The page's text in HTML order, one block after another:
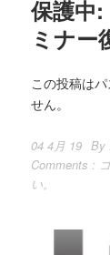
保護中
ミナー
この投稿は
せん。
04 4月 19 By
Comments :
い。